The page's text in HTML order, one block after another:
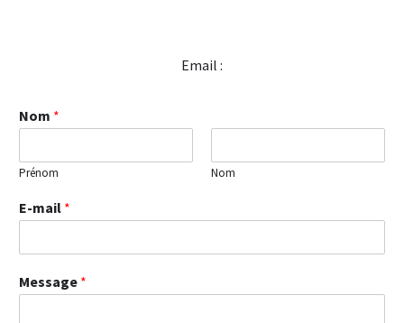
Email :
Nom *
Prénom Nom
E-mail *
Message *